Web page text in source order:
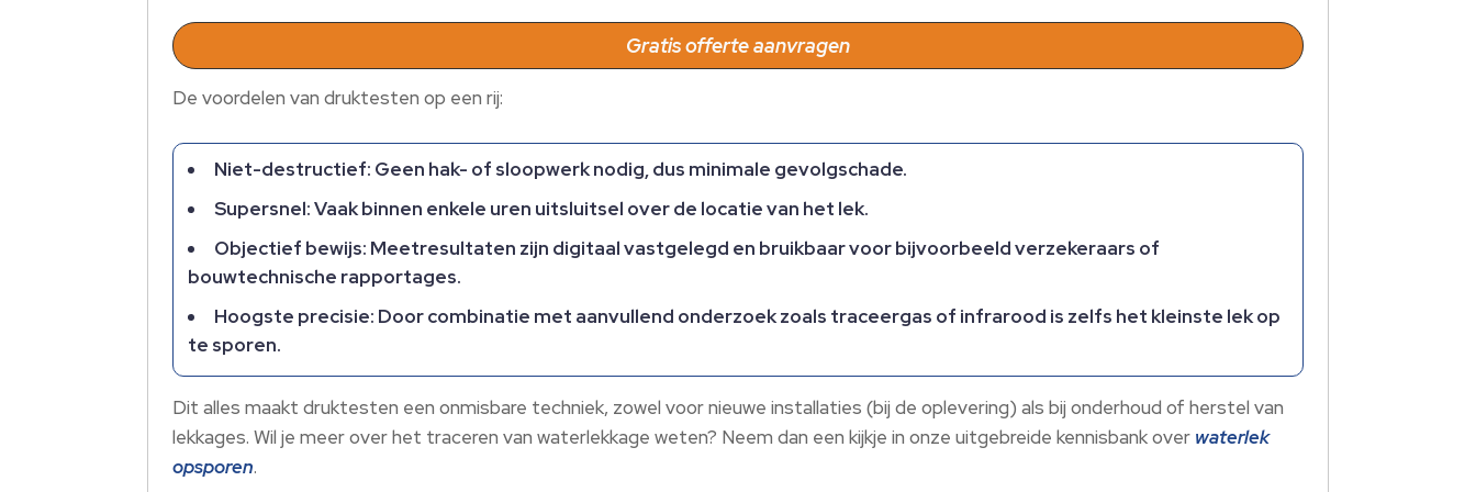
Gratis offerte aanvragen
De voordelen van druktesten op een rij:
Niet-destructief: Geen hak- of sloopwerk nodig, dus minimale gevolgschade.
Supersnel: Vaak binnen enkele uren uitsluitsel over de locatie van het lek.
Objectief bewijs: Meetresultaten zijn digitaal vastgelegd en bruikbaar voor bijvoorbeeld verzekeraars of
bouwtechnische rapportages.
Hoogste precisie: Door combinatie met aanvullend onderzoek zoals traceergas of infrarood is zelfs het kleinste lek op
te sporen.
Dit alles maakt druktesten een onmisbare techniek, zowel voor nieuwe installaties (bij de oplevering) als bij onderhoud of herstel van
lekkages. Wil je meer over het traceren van waterlekkage weten? Neem dan een kijkje in onze uitgebreide kennisbank over waterlek
opsporen.